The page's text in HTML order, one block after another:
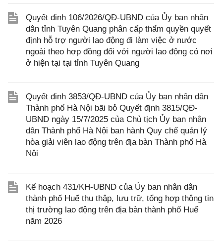
Quyết định 106/2026/QĐ-UBND của Ủy ban nhân
dân tỉnh Tuyên Quang phân cấp thẩm quyền quyết
định hỗ trợ người lao động đi làm việc ở nước
ngoài theo hợp đồng đối với người lao động có nơi
ở hiện tại tại tỉnh Tuyên Quang
Quyết định 3853/QĐ-UBND của Ủy ban nhân dân
Thành phố Hà Nội bãi bỏ Quyết định 3815/QĐ-
UBND ngày 15/7/2025 của Chủ tịch Ủy ban nhân
dân Thành phố Hà Nội ban hành Quy chế quản lý
hòa giải viên lao động trên địa bàn Thành phố Hà
Nội
Kế hoạch 431/KH-UBND của Ủy ban nhân dân
thành phố Huế thu thập, lưu trữ, tổng hợp thông tin
thị trường lao động trên địa bàn thành phố Huế
năm 2026